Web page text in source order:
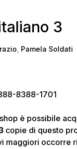
3
Pamela Soldati
8388-1701
è possibile
copie di questo
maggiori occorre